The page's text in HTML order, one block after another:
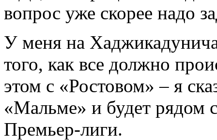
вопрос уже скорее надо
У меня на
того, как все должно
этом с «Ростовом» – я
«Мальме» и будет рядом
Премьер-лиги.